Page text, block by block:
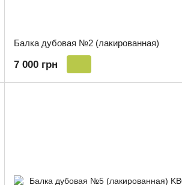
Балка дубовая №2 (лакированная)
7 000 грн